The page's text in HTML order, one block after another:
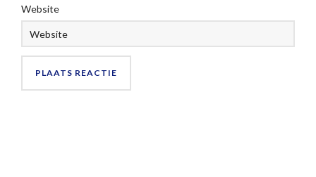
Website